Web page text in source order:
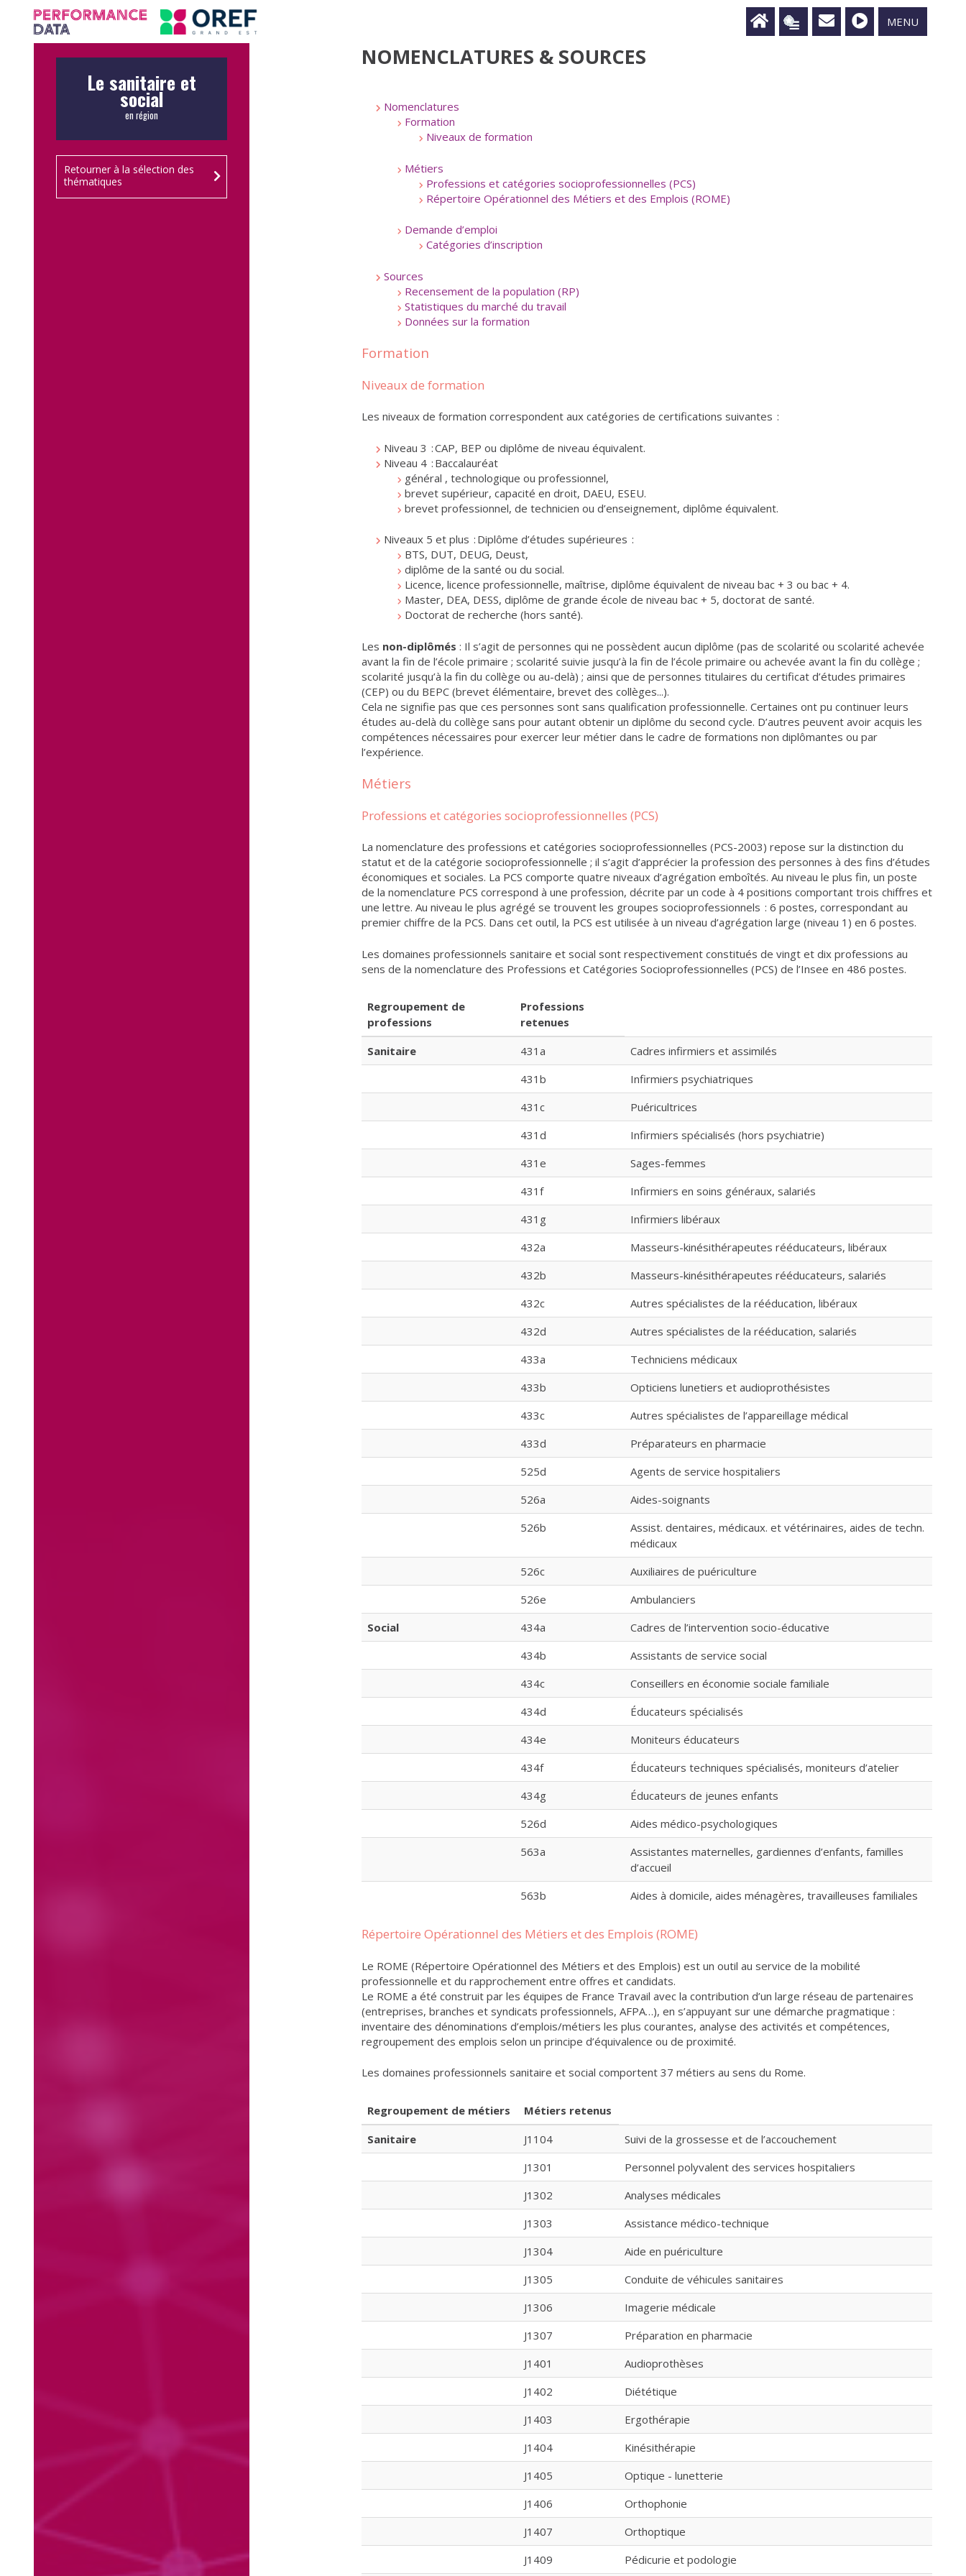
Panneau de gestion des cookies
MENU
Le sanitaire et
social
en région
Retourner à la sélection des
thématiques
NOMENCLATURES & SOURCES
Nomenclatures
Formation
Niveaux de formation
Métiers
Professions et catégories socioprofessionnelles (PCS)
Répertoire Opérationnel des Métiers et des Emplois (ROME)
Demande d’emploi
Catégories d’inscription
Sources
Recensement de la population (RP)
Statistiques du marché du travail
Données sur la formation
Formation
Niveaux de formation
Les niveaux de formation correspondent aux catégories de certifications suivantes :
Niveau 3 : CAP, BEP ou diplôme de niveau équivalent.
Niveau 4 : Baccalauréat
général , technologique ou professionnel,
brevet supérieur, capacité en droit, DAEU, ESEU.
brevet professionnel, de technicien ou d’enseignement, diplôme équivalent.
Niveaux 5 et plus : Diplôme d’études supérieures :
BTS, DUT, DEUG, Deust,
diplôme de la santé ou du social.
Licence, licence professionnelle, maîtrise, diplôme équivalent de niveau bac + 3 ou bac + 4.
Master, DEA, DESS, diplôme de grande école de niveau bac + 5, doctorat de santé.
Doctorat de recherche (hors santé).
Les non-diplômés : Il s’agit de personnes qui ne possèdent aucun diplôme (pas de scolarité ou scolarité achevée
avant la fin de l’école primaire ; scolarité suivie jusqu’à la fin de l’école primaire ou achevée avant la fin du collège ;
scolarité jusqu’à la fin du collège ou au-delà) ; ainsi que de personnes titulaires du certificat d’études primaires
(CEP) ou du BEPC (brevet élémentaire, brevet des collèges...).
Cela ne signifie pas que ces personnes sont sans qualification professionnelle. Certaines ont pu continuer leurs
études au-delà du collège sans pour autant obtenir un diplôme du second cycle. D’autres peuvent avoir acquis les
compétences nécessaires pour exercer leur métier dans le cadre de formations non diplômantes ou par
l’expérience.
Métiers
Professions et catégories socioprofessionnelles (PCS)
La nomenclature des professions et catégories socioprofessionnelles (PCS-2003) repose sur la distinction du
statut et de la catégorie socioprofessionnelle ; il s’agit d’apprécier la profession des personnes à des fins d’études
économiques et sociales. La PCS comporte quatre niveaux d’agrégation emboîtés. Au niveau le plus fin, un poste
de la nomenclature PCS correspond à une profession, décrite par un code à 4 positions comportant trois chiffres et
une lettre. Au niveau le plus agrégé se trouvent les groupes socioprofessionnels : 6 postes, correspondant au
premier chiffre de la PCS. Dans cet outil, la PCS est utilisée à un niveau d’agrégation large (niveau 1) en 6 postes.
Les domaines professionnels sanitaire et social sont respectivement constitués de vingt et dix professions au
sens de la nomenclature des Professions et Catégories Socioprofessionnelles (PCS) de l’Insee en 486 postes.
Regroupement de
professions
Professions
retenues
Sanitaire
431a
Cadres infirmiers et assimilés
431b
Infirmiers psychiatriques
431c
Puéricultrices
431d
Infirmiers spécialisés (hors psychiatrie)
431e
Sages-femmes
431f
Infirmiers en soins généraux, salariés
431g
Infirmiers libéraux
432a
Masseurs-kinésithérapeutes rééducateurs, libéraux
432b
Masseurs-kinésithérapeutes rééducateurs, salariés
432c
Autres spécialistes de la rééducation, libéraux
432d
Autres spécialistes de la rééducation, salariés
433a
Techniciens médicaux
433b
Opticiens lunetiers et audioprothésistes
433c
Autres spécialistes de l’appareillage médical
433d
Préparateurs en pharmacie
525d
Agents de service hospitaliers
526a
Aides-soignants
526b
Assist. dentaires, médicaux. et vétérinaires, aides de techn.
médicaux
526c
Auxiliaires de puériculture
526e
Ambulanciers
Social
434a
Cadres de l’intervention socio-éducative
434b
Assistants de service social
434c
Conseillers en économie sociale familiale
434d
Éducateurs spécialisés
434e
Moniteurs éducateurs
434f
Éducateurs techniques spécialisés, moniteurs d’atelier
434g
Éducateurs de jeunes enfants
526d
Aides médico-psychologiques
563a
Assistantes maternelles, gardiennes d’enfants, familles
d’accueil
563b
Aides à domicile, aides ménagères, travailleuses familiales
Répertoire Opérationnel des Métiers et des Emplois (ROME)
Le ROME (Répertoire Opérationnel des Métiers et des Emplois) est un outil au service de la mobilité
professionnelle et du rapprochement entre offres et candidats.
Le ROME a été construit par les équipes de France Travail avec la contribution d’un large réseau de partenaires
(entreprises, branches et syndicats professionnels, AFPA…), en s’appuyant sur une démarche pragmatique :
inventaire des dénominations d’emplois/métiers les plus courantes, analyse des activités et compétences,
regroupement des emplois selon un principe d’équivalence ou de proximité.
Les domaines professionnels sanitaire et social comportent 37 métiers au sens du Rome.
Regroupement de métiers
Métiers retenus
Sanitaire
J1104
Suivi de la grossesse et de l’accouchement
J1301
Personnel polyvalent des services hospitaliers
J1302
Analyses médicales
J1303
Assistance médico-technique
J1304
Aide en puériculture
J1305
Conduite de véhicules sanitaires
J1306
Imagerie médicale
J1307
Préparation en pharmacie
J1401
Audioprothèses
J1402
Diététique
J1403
Ergothérapie
J1404
Kinésithérapie
J1405
Optique - lunetterie
J1406
Orthophonie
J1407
Orthoptique
J1409
Pédicurie et podologie